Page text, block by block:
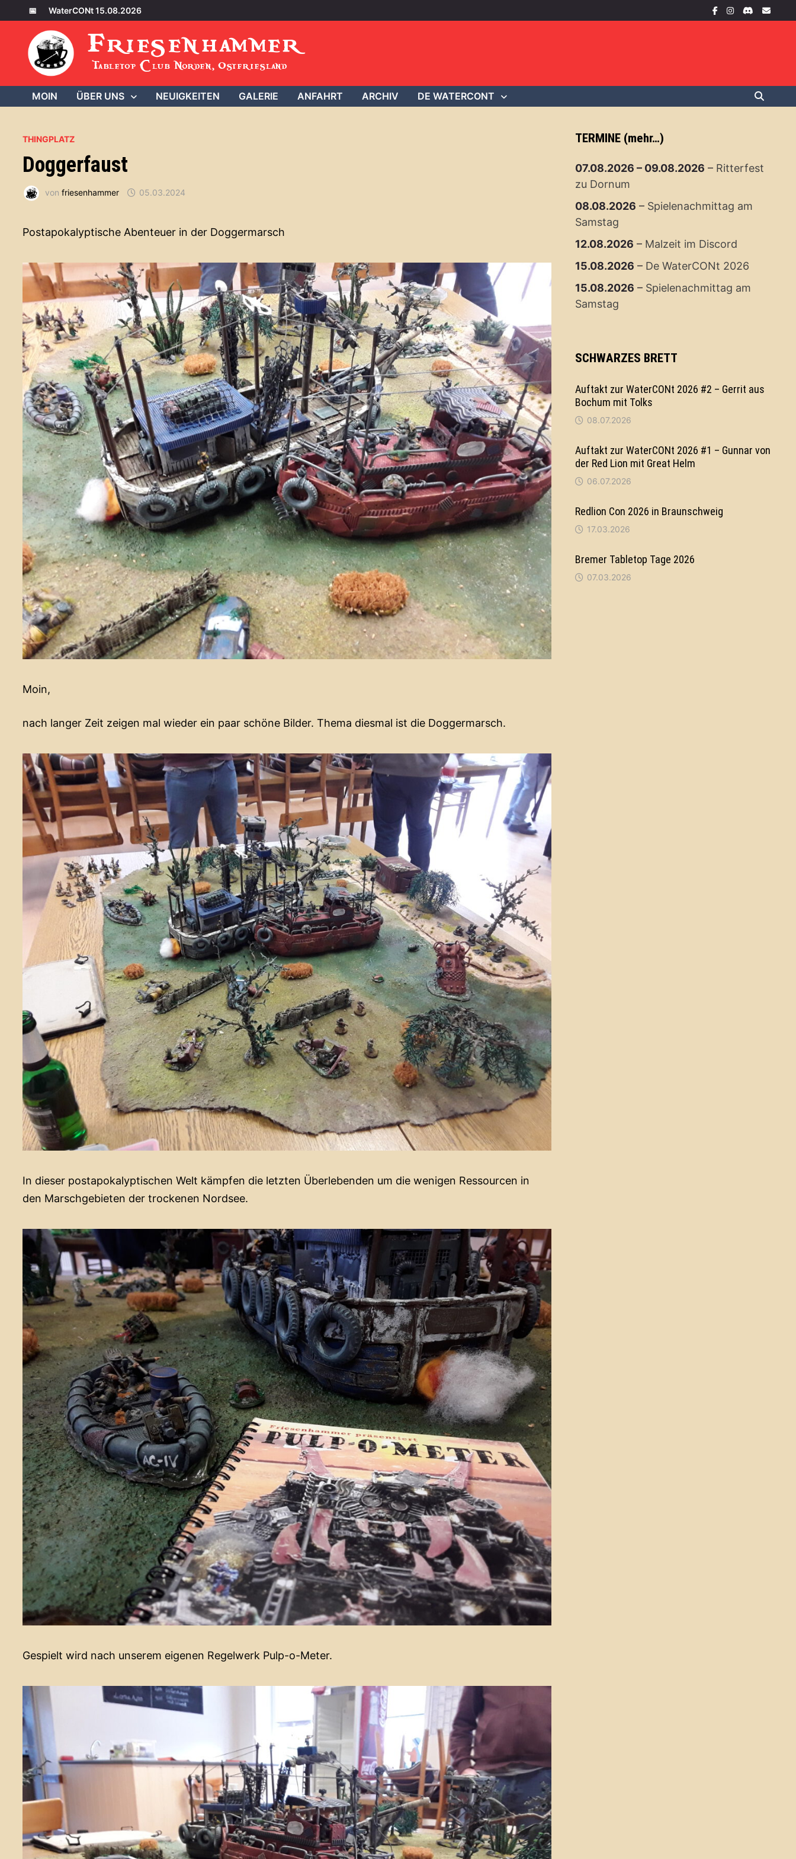
Inhalt
springen
📅 WaterCONt 15.08.2026
Friesenhammer
Tabletop Club Norden, Ostfriesland
MOIN ÜBER UNS NEUIGKEITEN GALERIE ANFAHRT ARCHIV DE WATERCONT
THINGPLATZ
Doggerfaust
vonfriesenhammer 05.03.2024
Postapokalyptische Abenteuer in der Doggermarsch
Moin,
nach langer Zeit zeigen mal wieder ein paar schöne Bilder. Thema diesmal ist die Doggermarsch.
In dieser postapokalyptischen Welt kämpfen die letzten Überlebenden um die wenigen Ressourcen in
den Marschgebieten der trockenen Nordsee.
Gespielt wird nach unserem eigenen Regelwerk Pulp-o-Meter.
TERMINE (mehr…)
07.08.2026 – 09.08.2026 – Ritterfest
zu Dornum
08.08.2026 – Spielenachmittag am
Samstag
12.08.2026 – Malzeit im Discord
15.08.2026 – De WaterCONt 2026
15.08.2026 – Spielenachmittag am
Samstag
SCHWARZES BRETT
Auftakt zur WaterCONt 2026 #2 – Gerrit aus
Bochum mit Tolks
08.07.2026
Auftakt zur WaterCONt 2026 #1 – Gunnar von
der Red Lion mit Great Helm
06.07.2026
Redlion Con 2026 in Braunschweig
17.03.2026
Bremer Tabletop Tage 2026
07.03.2026